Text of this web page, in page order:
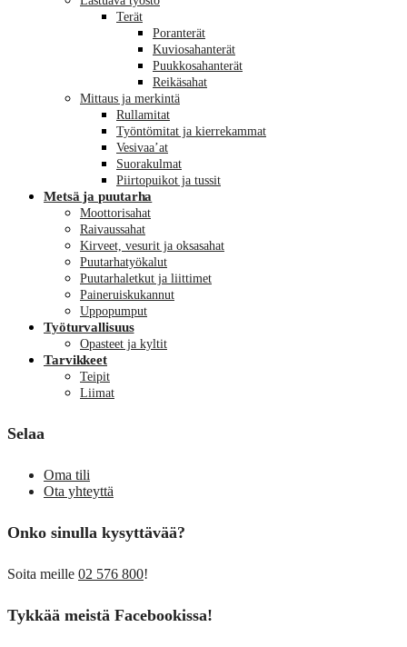
Terät
Poranterät
Kuviosahanterät
Puukkosahanterät
Reikäsahat
Mittaus ja merkintä
Rullamitat
Työntömitat ja kierrekammat
Vesivaa’at
Suorakulmat
Piirtopuikot ja tussit
Metsä ja puutarha
Moottorisahat
Raivaussahat
Kirveet, vesurit ja oksasahat
Puutarhatyökalut
Puutarhaletkut ja liittimet
Paineruiskukannut
Uppopumput
Työturvallisuus
Opasteet ja kyltit
Tarvikkeet
Teipit
Liimat
Selaa
Oma tili
Ota yhteyttä
Onko sinulla kysyttävää?
Soita meille 02 576 800!
Tykkää meistä Facebookissa!